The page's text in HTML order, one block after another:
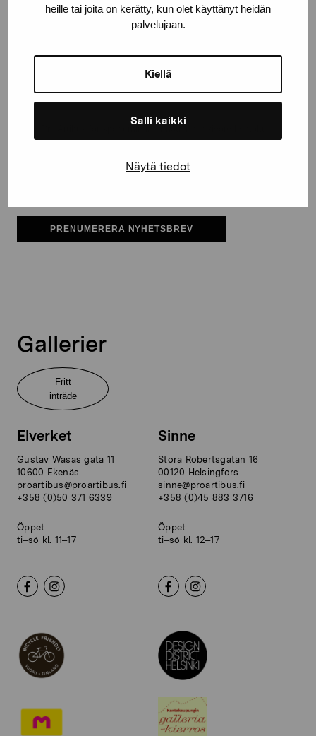
heille tai joita on kerätty, kun olet käyttänyt heidän
palvelujaan.
Kiellä
Salli kaikki
Näytä tiedot
Elverket & Pro Artibus
PRENUMERERA NYHETSBREV
Gallerier
Fritt
inträde
Elverket
Gustav Wasas gata 11
10600 Ekenäs
proartibus@proartibus.fi
+358 (0)50 371 6339
Öppet
ti–sö kl. 11–17
Sinne
Stora Robertsgatan 16
00120 Helsingfors
sinne@proartibus.fi
+358 (0)45 883 3716
Öppet
ti–sö kl. 12–17